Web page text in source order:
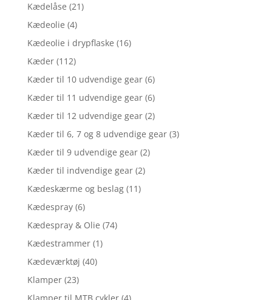
Kædelåse (21)
Kædeolie (4)
Kædeolie i drypflaske (16)
Kæder (112)
Kæder til 10 udvendige gear (6)
Kæder til 11 udvendige gear (6)
Kæder til 12 udvendige gear (2)
Kæder til 6, 7 og 8 udvendige gear (3)
Kæder til 9 udvendige gear (2)
Kæder til indvendige gear (2)
Kædeskærme og beslag (11)
Kædespray (6)
Kædespray & Olie (74)
Kædestrammer (1)
Kædeværktøj (40)
Klamper (23)